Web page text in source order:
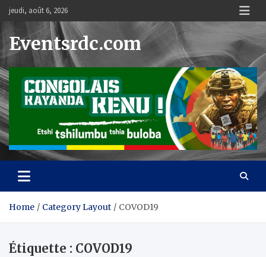
Skip
content
jeudi, août 6, 2026
Eventsrdc.com
Home Category Layout COVOD19
Étiquette : COVOD19